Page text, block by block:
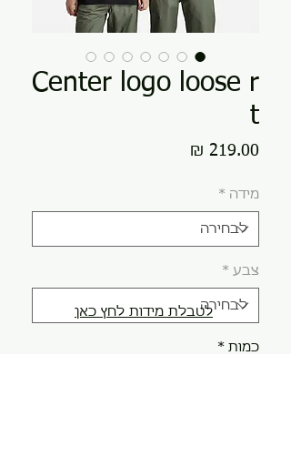
Center logo loose r
t
מידה *
צבע *
כמות *
לטבלת מידות לחץ כאן